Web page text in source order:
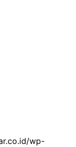
wp-